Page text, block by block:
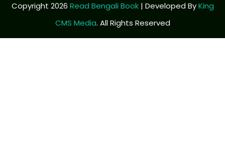
Copyright 2026 Read Bengali Book| Developed ByKing
CMS Media. All Rights Reserved